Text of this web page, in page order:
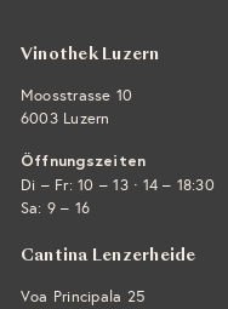
Vinothek Luzern
Moosstrasse 10
6003 Luzern
Öffnungszeiten
Di – Fr: 10 – 13 · 14 – 18:30
Sa: 9 – 16
Cantina Lenzerheide
Voa Principala 25